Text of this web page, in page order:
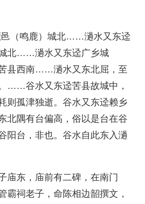
邑（鸣鹿）城北……濄水又东迳
北……濄水又东迳广乡城
县西南……濄水又东北屈，至
……谷水又东迳苦县故城中，
则孤津独逝。谷水又东迳赖乡
北隅有台偏高，俗以是台在谷
阳台，非也。谷水自此东入濄
庙东，庙前有二碑，在南门
霸祠老子，命陈相边韶撰文，